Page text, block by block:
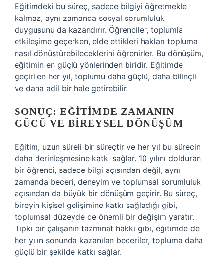
Eğitimdeki bu süreç, sadece bilgiyi öğretmekle
kalmaz, aynı zamanda sosyal sorumluluk
duygusunu da kazandırır. Öğrenciler, toplumla
etkileşime geçerken, elde ettikleri hakları topluma
nasıl dönüştürebileceklerini öğrenirler. Bu dönüşüm,
eğitimin en güçlü yönlerinden biridir. Eğitimde
geçirilen her yıl, toplumu daha güçlü, daha bilinçli
ve daha adil bir hale getirebilir.
SONUÇ: EĞITIMDE ZAMANIN
GÜCÜ VE BIREYSEL DÖNÜŞÜM
Eğitim, uzun süreli bir süreçtir ve her yıl bu sürecin
daha derinleşmesine katkı sağlar. 10 yılını dolduran
bir öğrenci, sadece bilgi açısından değil, aynı
zamanda beceri, deneyim ve toplumsal sorumluluk
açısından da büyük bir dönüşüm geçirir. Bu süreç,
bireyin kişisel gelişimine katkı sağladığı gibi,
toplumsal düzeyde de önemli bir değişim yaratır.
Tıpkı bir çalışanın tazminat hakkı gibi, eğitimde de
her yılın sonunda kazanılan beceriler, topluma daha
güçlü bir şekilde katkı sağlar.